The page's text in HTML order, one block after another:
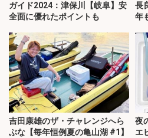
ガイド2024：津保川【岐阜】安
全面に優れたポイントも
長
年
吉田康雄のザ・チャレンジへら
ぶな【毎年恒例夏の亀山湖 #1】
夜
エ